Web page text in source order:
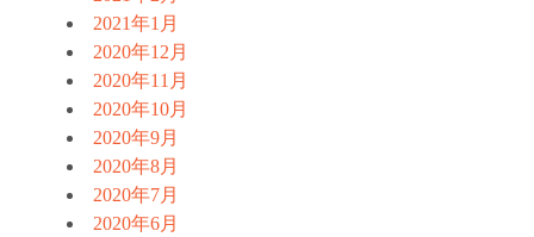
2021年1月
2020年12月
2020年11月
2020年10月
2020年9月
2020年8月
2020年7月
2020年6月